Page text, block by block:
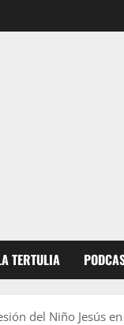
TERTULIA
del Niño Jesús